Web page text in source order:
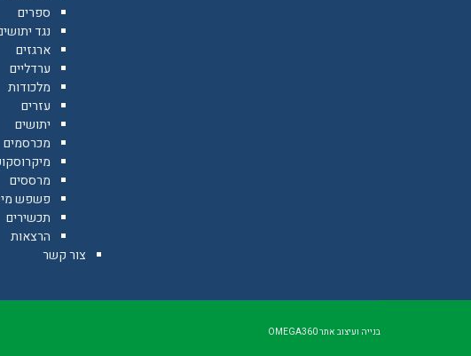
ספרים
נגד
ארגזים
ערדליים
מלכודות
עזרים
יתושים
מכרסמים
מרססים
פשפש
תכשירים
הרצאות
צור קשר
בנייה ועיצוב אתרOMEGA360